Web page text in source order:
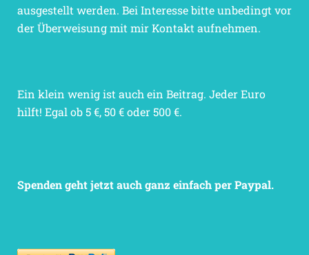
ausgestellt werden. Bei Interesse bitte unbedingt vor
der Überweisung mit mir Kontakt aufnehmen.
Ein klein wenig ist auch ein Beitrag. Jeder Euro
hilft! Egal ob 5 €, 50 € oder 500 €.
Spenden geht jetzt auch ganz einfach per Paypal.